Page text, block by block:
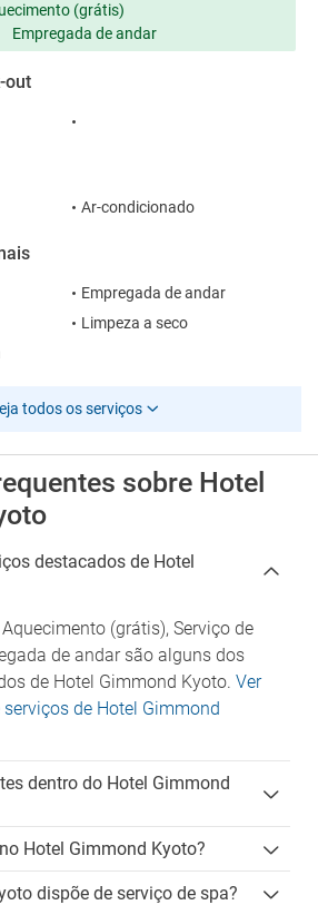
(grátis)
Empregada de andar
out
Ar-condicionado
Empregada de andar
Limpeza a seco
todos os serviços
sobre Hotel
destacados de Hotel
(grátis), Serviço de
de andar são alguns dos
de Hotel Gimmond Kyoto. Ver
de Hotel Gimmond
dentro do Hotel Gimmond
Hotel Gimmond Kyoto?
dispõe de serviço de spa?